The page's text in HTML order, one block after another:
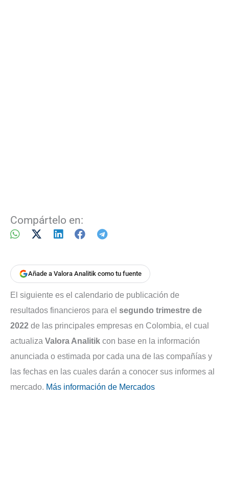
Compártelo en:
Añade a Valora Analitik como tu fuente
El siguiente es el calendario de publicación de
resultados financieros para el segundo trimestre de
2022 de las principales empresas en Colombia, el cual
actualiza Valora Analitik con base en la información
anunciada o estimada por cada una de las compañías y
las fechas en las cuales darán a conocer sus informes al
mercado. Más información de Mercados